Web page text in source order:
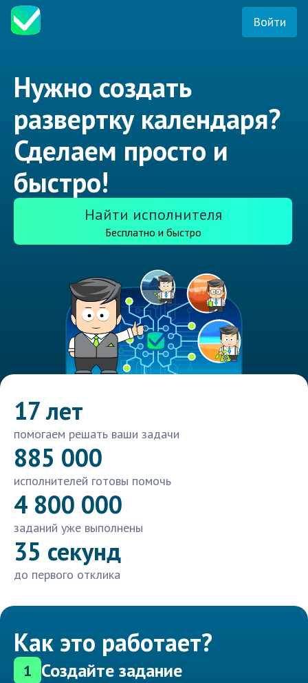
Войти
Нужно создать
развертку календаря?
Сделаем просто и
быстро!
Найти исполнителя
Бесплатно и быстро
17 лет
помогаем решать ваши задачи
885 000
исполнителей готовы помочь
4 800 000
заданий уже выполнены
35 секунд
до первого отклика
Как это работает?
1 Создайте задание